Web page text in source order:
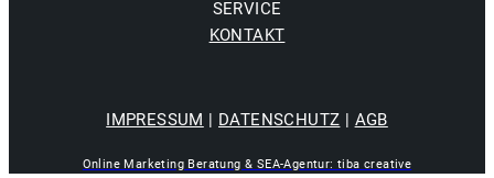
SERVICE
KONTAKT
IMPRESSUM | DATENSCHUTZ | AGB
Online Marketing Beratung & SEA-Agentur: tiba creative